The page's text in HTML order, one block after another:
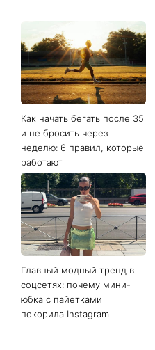
Последние новости